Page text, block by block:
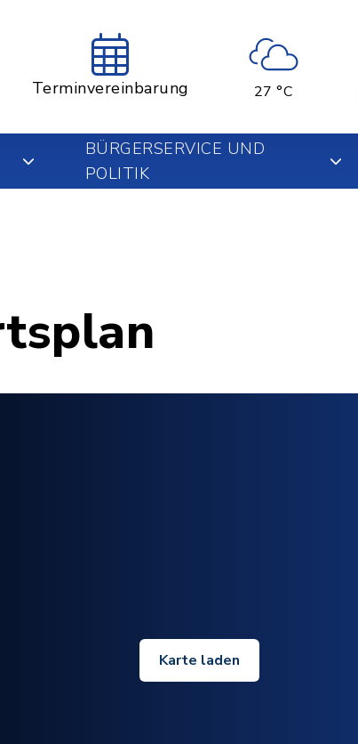
Terminvereinbarung 27 °C
BÜRGERSERVICE UND
POLITIK
Karte laden